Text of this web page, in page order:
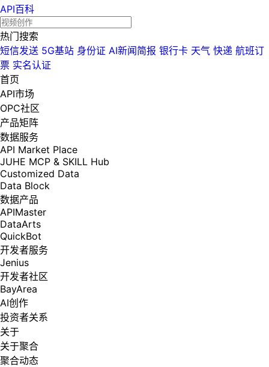
API百科
热门搜索
短信发送 5G基站 身份证 AI新闻简报 银行卡 天气 快递 航班订
票 实名认证
首页
API市场
OPC社区
产品矩阵
数据服务
API Market Place
JUHE MCP & SKILL Hub
Customized Data
Data Block
数据产品
APIMaster
DataArts
QuickBot
开发者服务
Jenius
开发者社区
BayArea
AI创作
投资者关系
关于
关于聚合
聚合动态